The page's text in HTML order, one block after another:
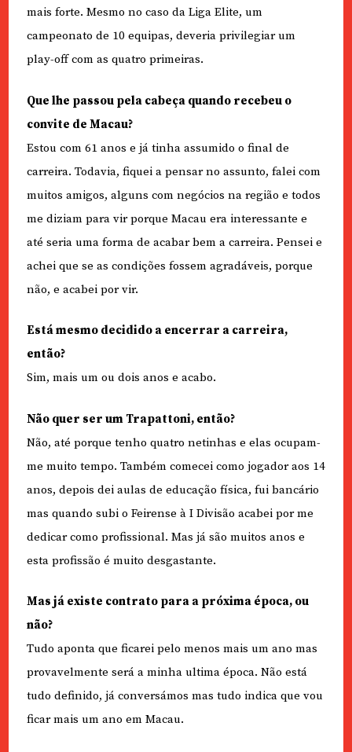
mais forte. Mesmo no caso da Liga Elite, um
campeonato de 10 equipas, deveria privilegiar um
play-off com as quatro primeiras.
Que lhe passou pela cabeça quando recebeu o
convite de Macau?
Estou com 61 anos e já tinha assumido o final de
carreira. Todavia, fiquei a pensar no assunto, falei com
muitos amigos, alguns com negócios na região e todos
me diziam para vir porque Macau era interessante e
até seria uma forma de acabar bem a carreira. Pensei e
achei que se as condições fossem agradáveis, porque
não, e acabei por vir.
Está mesmo decidido a encerrar a carreira,
então?
Sim, mais um ou dois anos e acabo.
Não quer ser um Trapattoni, então?
Não, até porque tenho quatro netinhas e elas ocupam-
me muito tempo. Também comecei como jogador aos 14
anos, depois dei aulas de educação física, fui bancário
mas quando subi o Feirense à I Divisão acabei por me
dedicar como profissional. Mas já são muitos anos e
esta profissão é muito desgastante.
Mas já existe contrato para a próxima época, ou
não?
Tudo aponta que ficarei pelo menos mais um ano mas
provavelmente será a minha ultima época. Não está
tudo definido, já conversámos mas tudo indica que vou
ficar mais um ano em Macau.